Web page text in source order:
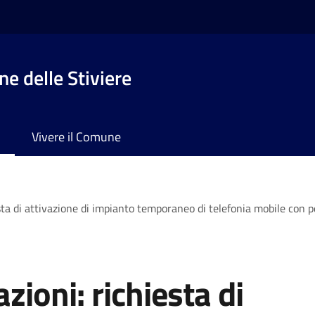
delle Stiviere
Vivere il Comune
di attivazione di impianto temporaneo di telefonia mobile con
richiesta di